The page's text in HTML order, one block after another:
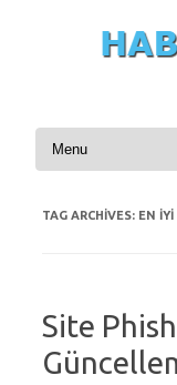
Skip to content
TAG ARCHIVES: EN
Site